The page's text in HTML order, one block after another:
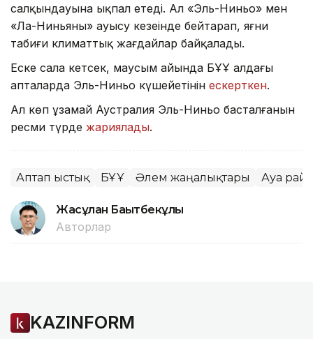
салқындауына ықпал етеді. Ал «Эль-Ниньо» мен
«Ла-Ниньяның» ауысу кезеңінде бейтарап, яғни
табиғи климаттық жағдайлар байқалады.
Еске сала кетсек, маусым айында БҰҰ алдағы
апталарда Эль-Ниньо күшейетінін ескерткен.
Ал көп ұзамай Аустралия Эль-Ниньо басталғанын
ресми түрде жариялады.
Аптап ыстық БҰҰ Әлем жаңалықтары Ауа
Жасұлан Бақытбекұлы
Авторлар
KAZINFORM